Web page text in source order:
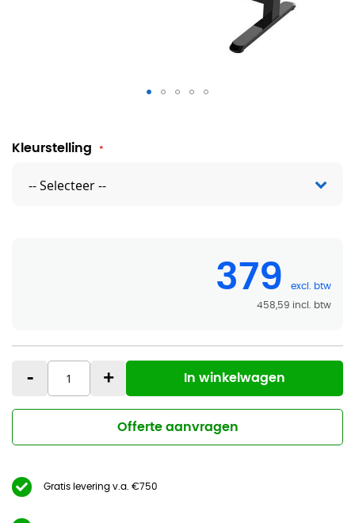
Zwart frame met eiken blad
Kleurstelling
379
458,59
- + In winkelwagen
Offerte aanvragen
Gratis levering v.a. €750